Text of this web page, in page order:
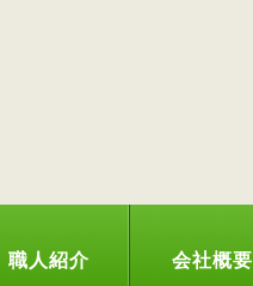
職人紹介 会社概要